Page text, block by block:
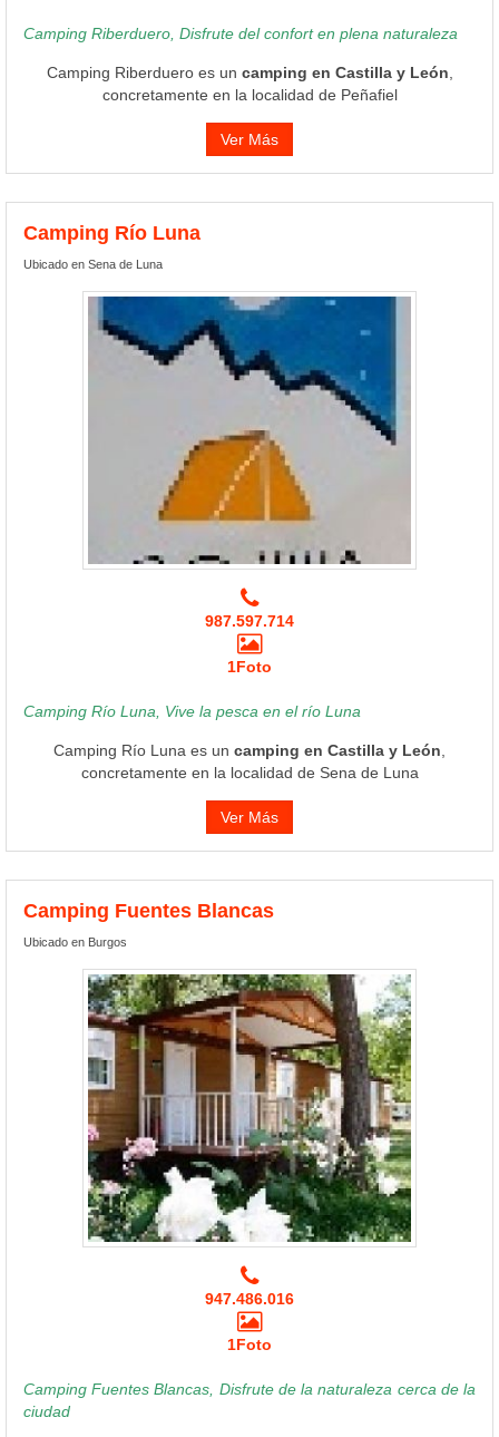
Camping Riberduero, Disfrute del confort en plena naturaleza
Camping Riberduero es un camping en Castilla y León
concretamente en la localidad de Peñafiel
Ver Más
Camping Río Luna
Ubicado en Sena de Luna
987.597.714
1Foto
Camping Río Luna, Vive la pesca en el río Luna
Camping Río Luna es un camping en Castilla y León
concretamente en la localidad de Sena de Luna
Ver Más
Camping Fuentes Blancas
Ubicado en Burgos
947.486.016
1Foto
Camping Fuentes Blancas, Disfrute de la naturaleza cerca de la
ciudad